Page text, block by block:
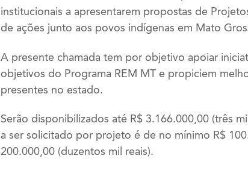
institucionais a apresentarem propostas de
de ações junto aos povos indígenas em Mato
A presente chamada tem por objetivo apoiar
objetivos do Programa REM MT e propiciem
presentes no estado.
Serão disponibilizados até R$ 3.166.000,00 (três
a ser solicitado por projeto é de no mínimo R$
200.000,00 (duzentos mil reais).